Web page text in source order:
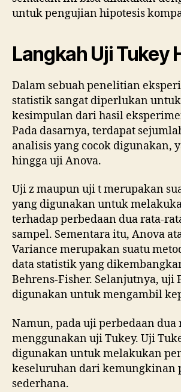
untuk pengujian hipotesis
Langkah Uji Tukey
Dalam sebuah penelitian
statistik sangat diperlukan
kesimpulan dari hasil
Pada dasarnya, terdapat
analisis yang cocok digunakan,
hingga uji Anova.
Uji z maupun uji t merupakan
yang digunakan untuk
terhadap perbedaan dua rata-
sampel. Sementara itu, Anova
Variance merupakan suatu
data statistik yang
Behrens-Fisher. Selanjutnya, uji
digunakan untuk mengambil
Namun, pada uji perbedaan dua
menggunakan uji Tukey. Uji
digunakan untuk melakukan
keseluruhan dari kemungkinan
sederhana.